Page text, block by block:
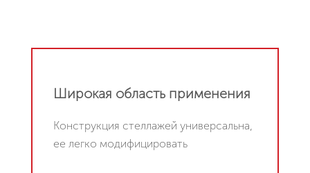
Широкая область применения
Конструкция стеллажей универсальна,
ее легко модифицировать